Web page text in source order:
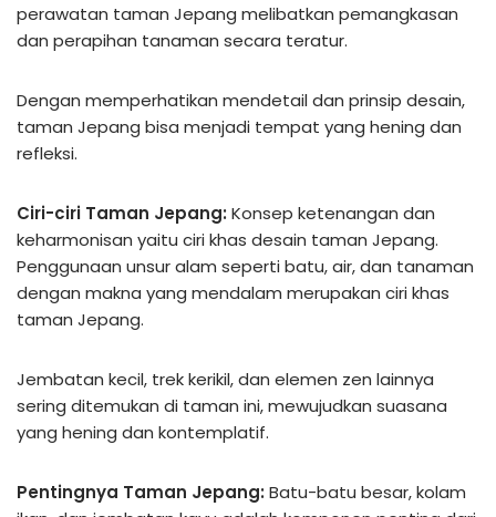
perawatan taman Jepang melibatkan pemangkasan
dan perapihan tanaman secara teratur.
Dengan memperhatikan mendetail dan prinsip desain,
taman Jepang bisa menjadi tempat yang hening dan
refleksi.
Ciri-ciri Taman Jepang: Konsep ketenangan dan
keharmonisan yaitu ciri khas desain taman Jepang.
Penggunaan unsur alam seperti batu, air, dan tanaman
dengan makna yang mendalam merupakan ciri khas
taman Jepang.
Jembatan kecil, trek kerikil, dan elemen zen lainnya
sering ditemukan di taman ini, mewujudkan suasana
yang hening dan kontemplatif.
Pentingnya Taman Jepang: Batu-batu besar, kolam